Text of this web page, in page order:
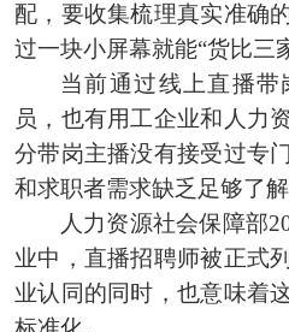
配，要收集梳理真实准确
过一块小屏幕就能“货比三
当前通过线上直播带
员，也有用工企业和人力
分带岗主播没有接受过专
和求职者需求缺乏足够了
人力资源社会保障部
业中，直播招聘师被正式
业认同的同时，也意味着